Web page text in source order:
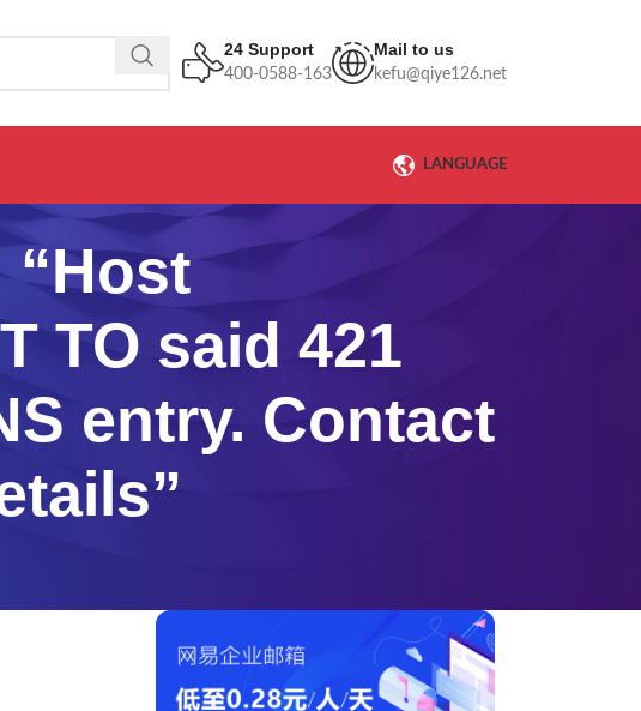
24 Support
400-0588-163
Mail to us
kefu@qiye126.net
LANGUAGE
“Host
TO said 421
entry. Contact